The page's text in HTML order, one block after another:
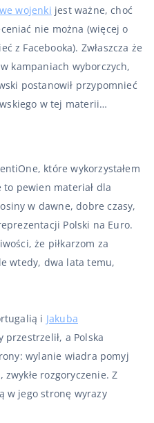
wojenki jest ważne, choć
nie można (więcej o
z Facebooka). Zwłaszcza że
kampaniach wyborczych,
postanowił przypomnieć
w tej materii…
które wykorzystałem
to pewien materiał dla
w dawne, dobre czasy,
Polski na Euro.
że piłkarzom za
wtedy, dwa lata temu,
i Jakuba
przestrzelił, a Polska
wylanie wiadra pomyj
rozgoryczenie. Z
w jego stronę wyrazy